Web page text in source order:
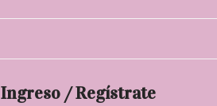
Ingreso / Regístrate